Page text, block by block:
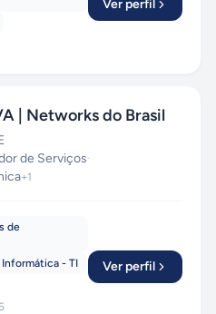
Ver perfil
| Networks do Brasil
de Serviços·
+1
de
- TI
Ver perfil